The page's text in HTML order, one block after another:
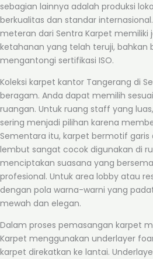
sebagian lainnya adalah produksi
berkualitas dan standar
meteran dari Sentra Karpet
ketahanan yang telah teruji, bahkan
mengantongi sertifikasi ISO.
Koleksi karpet kantor Tangerang di
beragam. Anda dapat memilih
ruangan. Untuk ruang staff yang
sering menjadi pilihan karena
Sementara itu, karpet bermotif garis
lembut sangat cocok digunakan di
menciptakan suasana yang
profesional. Untuk area lobby atau
dengan pola warna-warni yang
mewah dan elegan.
Dalam proses pemasangan karpet
Karpet menggunakan underlayer
karpet direkatkan ke lantai.